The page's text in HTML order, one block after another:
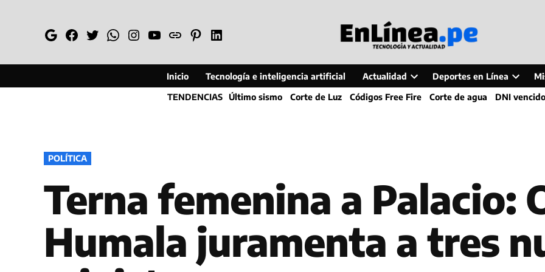
GoogleFacebook
TwitterWhatsapp
Instagram
YouTube
WebPinterestLinkedin
Inicio Tecnología e inteligencia artificial Actualidad
Open
dropdown
Deportes en Línea
Open
dropdown
TENDENCIAS Último sismo Corte de Luz Códigos Free Fire Corte de agua DNI vencido
PUBLICADO
EN
POLÍTICA
Terna femenina a Palacio:
Humala juramenta a tres